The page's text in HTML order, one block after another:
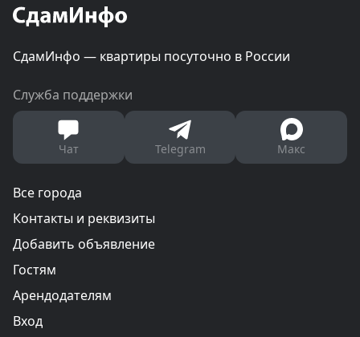
СдамИнфо — квартиры посуточно в России
Служба поддержки
Чат Telegram Макс
Все города
Контакты и реквизиты
Добавить объявление
Гостям
Арендодателям
Вход